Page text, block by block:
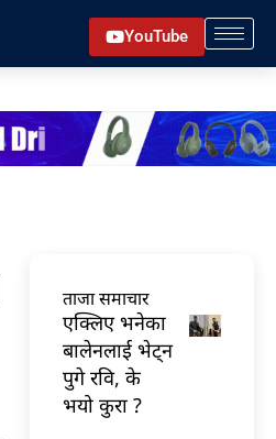
YouTube
ताजा समाचार
एक्लिए भनेका
बालेनलाई भेट्न
पुगे रवि, के
भयो कुरा ?